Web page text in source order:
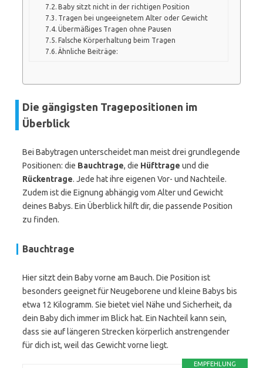
Baby sitzt nicht in der richtigen Position
Tragen bei ungeeignetem Alter oder Gewicht
Übermäßiges Tragen ohne Pausen
Falsche Körperhaltung beim Tragen
Ähnliche Beiträge:
Die gängigsten Tragepositionen im
Überblick
Bei Babytragen unterscheidet man meist drei grundlegende
Positionen: die Bauchtrage, die Hüfttrage und die
Rückentrage. Jede hat ihre eigenen Vor- und Nachteile.
Zudem ist die Eignung abhängig vom Alter und Gewicht
deines Babys. Ein Überblick hilft dir, die passende Position
zu finden.
Bauchtrage
Hier sitzt dein Baby vorne am Bauch. Die Position ist
besonders geeignet für Neugeborene und kleine Babys bis
etwa 12 Kilogramm. Sie bietet viel Nähe und Sicherheit, da
dein Baby dich immer im Blick hat. Ein Nachteil kann sein,
dass sie auf längeren Strecken körperlich anstrengender
für dich ist, weil das Gewicht vorne liegt.
EMPFEHLUNG